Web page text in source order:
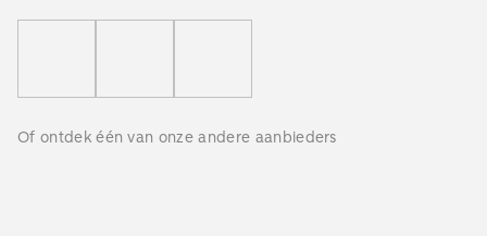
Of ontdek één van onze andere aanbieders